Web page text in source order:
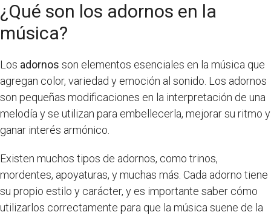
¿Qué son los adornos en la
música?
Los adornos son elementos esenciales en la música que
agregan color, variedad y emoción al sonido. Los adornos
son pequeñas modificaciones en la interpretación de una
melodía y se utilizan para embellecerla, mejorar su ritmo y
ganar interés armónico.
Existen muchos tipos de adornos, como trinos,
mordentes, apoyaturas, y muchas más. Cada adorno tiene
su propio estilo y carácter, y es importante saber cómo
utilizarlos correctamente para que la música suene de la